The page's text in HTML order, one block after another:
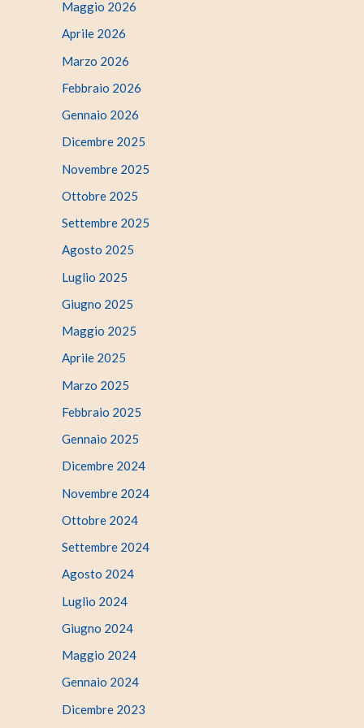
Maggio 2026
Aprile 2026
Marzo 2026
Febbraio 2026
Gennaio 2026
Dicembre 2025
Novembre 2025
Ottobre 2025
Settembre 2025
Agosto 2025
Luglio 2025
Giugno 2025
Maggio 2025
Aprile 2025
Marzo 2025
Febbraio 2025
Gennaio 2025
Dicembre 2024
Novembre 2024
Ottobre 2024
Settembre 2024
Agosto 2024
Luglio 2024
Giugno 2024
Maggio 2024
Gennaio 2024
Dicembre 2023